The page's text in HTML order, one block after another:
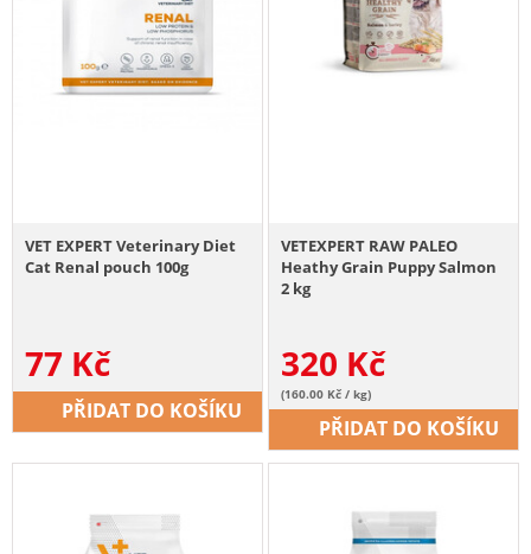
VET EXPERT Veterinary Diet
Cat Renal pouch 100g
77 Kč
PŘIDAT DO KOŠÍKU
VETEXPERT RAW PALEO
Heathy Grain Puppy Salmon
2 kg
320 Kč
(160.00 Kč / kg)
PŘIDAT DO KOŠÍKU